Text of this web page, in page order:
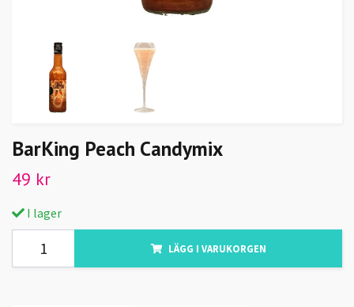
BarKing Peach Candymix
49 kr
I lager
LÄGG I VARUKORGEN